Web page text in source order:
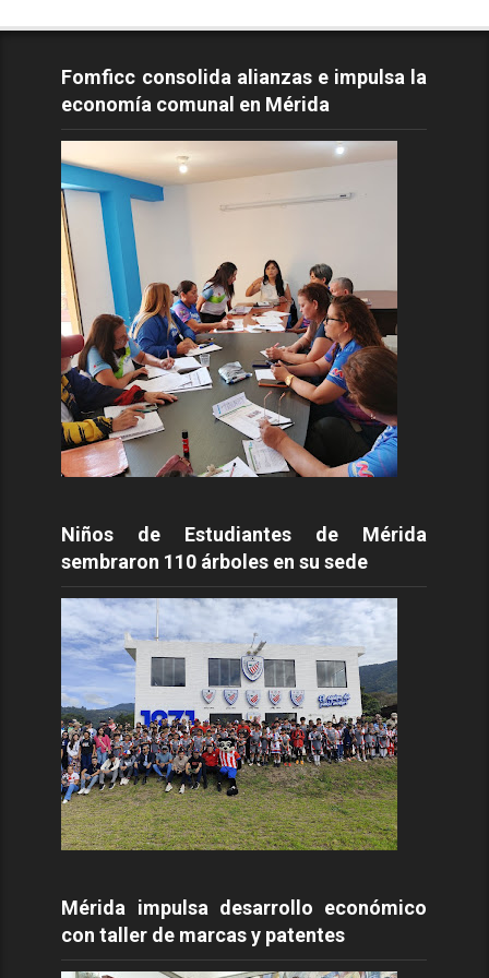
Fomficc consolida alianzas e impulsa la
economía comunal en Mérida
Niños de Estudiantes de Mérida
sembraron 110 árboles en su sede
Mérida impulsa desarrollo económico
con taller de marcas y patentes